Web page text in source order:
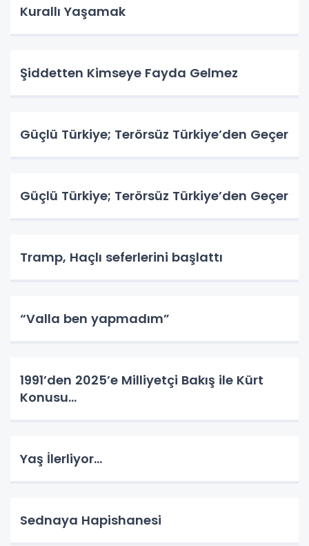
Kurallı Yaşamak
Şiddetten Kimseye Fayda Gelmez
Güçlü Türkiye; Terörsüz Türkiye’den Geçer
Güçlü Türkiye; Terörsüz Türkiye’den Geçer
Tramp, Haçlı seferlerini başlattı
“Valla ben yapmadım”
1991’den 2025’e Milliyetçi Bakış ile Kürt
Konusu…
Yaş İlerliyor…
Sednaya Hapishanesi